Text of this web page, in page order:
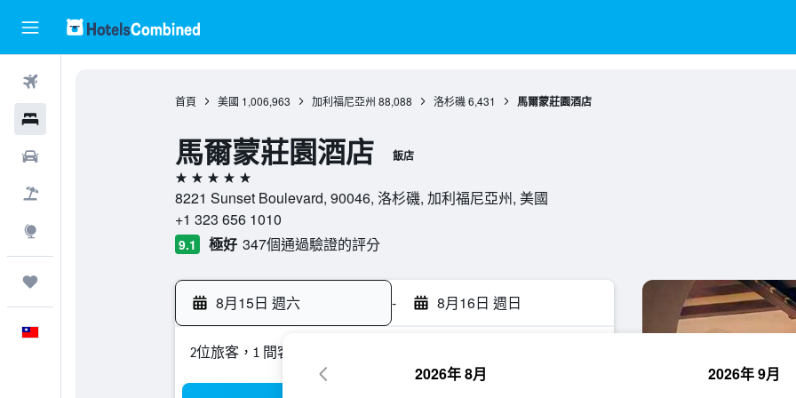
首頁 美國 1,006,963 加利福尼亞州 88,088 洛杉磯 6,431 馬爾蒙莊園酒店
馬爾蒙莊園酒店 飯店
5星級
8221 Sunset Boulevard, 90046, 洛杉磯, 加利福尼亞州, 美國
+1 323 656 1010
9.1 極好 347個通過驗證的評分
8月15日 週六 - 8月16日 週日
2位旅客，1 間客房
2026年 8月 2026年 9月